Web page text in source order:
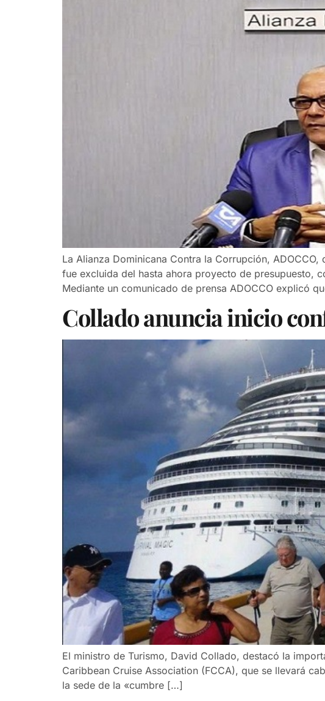
La Alianza Dominicana Contra la Corrupción,
fue excluida del hasta ahora proyecto de presupuesto,
Mediante un comunicado de prensa ADOCCO explicó
Collado anuncia inicio
El ministro de Turismo, David Collado, destacó la
Caribbean Cruise Association (FCCA), que se llevará
la sede de la «cumbre […]